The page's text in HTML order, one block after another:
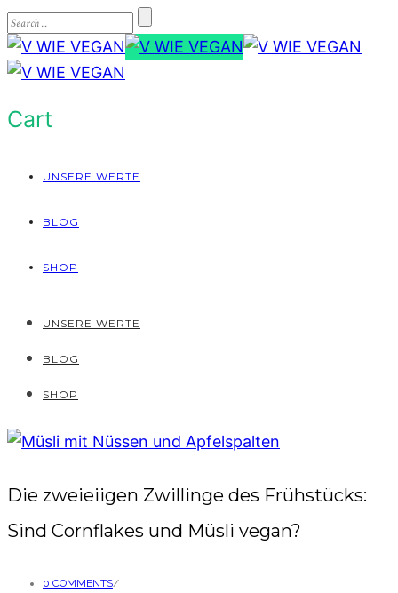
Cart
UNSERE WERTE
BLOG
SHOP
UNSERE WERTE
BLOG
SHOP
Die zweieiigen Zwillinge des Frühstücks:
Sind Cornflakes und Müsli vegan?
0 COMMENTS/